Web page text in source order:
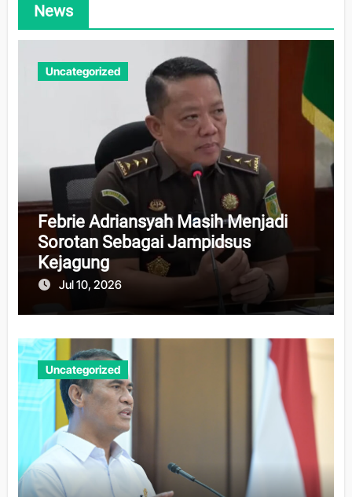
News
Uncategorized
Febrie Adriansyah Masih Menjadi
Sorotan Sebagai Jampidsus
Kejagung
Jul 10, 2026
Uncategorized